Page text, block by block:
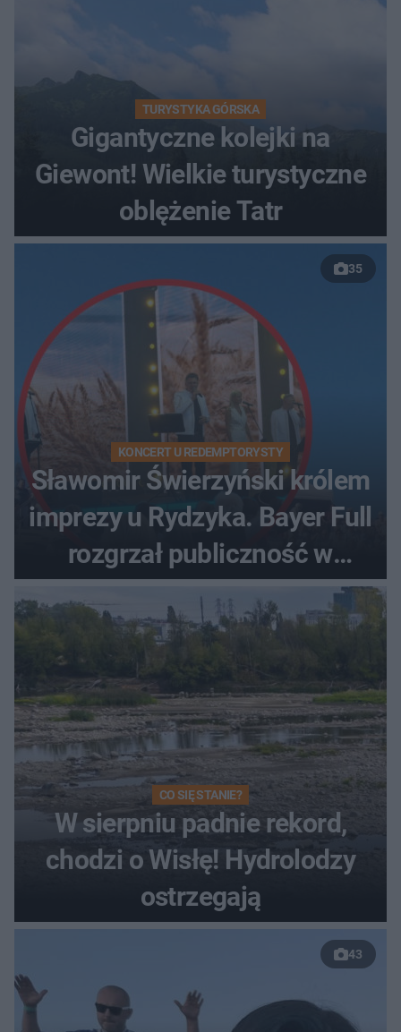
TURYSTYKA GÓRSKA
Gigantyczne kolejki na
Giewont! Wielkie turystyczne
oblężenie Tatr
35
KONCERT U REDEMPTORYSTY
Sławomir Świerzyński królem
imprezy u Rydzyka. Bayer Full
rozgrzał publiczność w
Toruniu
CO SIĘ STANIE?
W sierpniu padnie rekord,
chodzi o Wisłę! Hydrolodzy
ostrzegają
43